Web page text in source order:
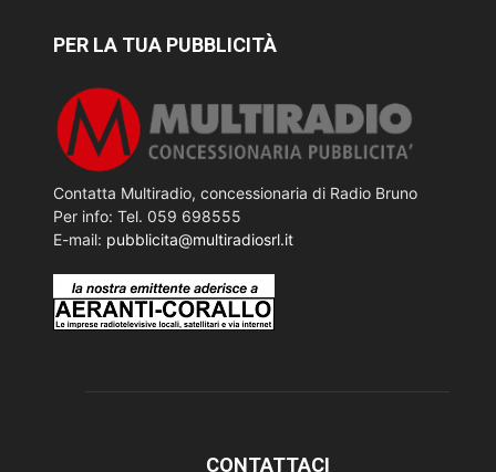
PER LA TUA PUBBLICITÀ
Contatta Multiradio, concessionaria di Radio Bruno
Per info: Tel. 059 698555
E-mail: pubblicita@multiradiosrl.it
CONTATTACI